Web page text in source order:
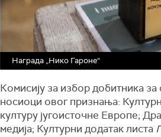
Награда „Нико Гароне“
Комисију за избор добитника
носиоци овог признања:
културу југоисточне Европе;
медија; Културни додатак листа